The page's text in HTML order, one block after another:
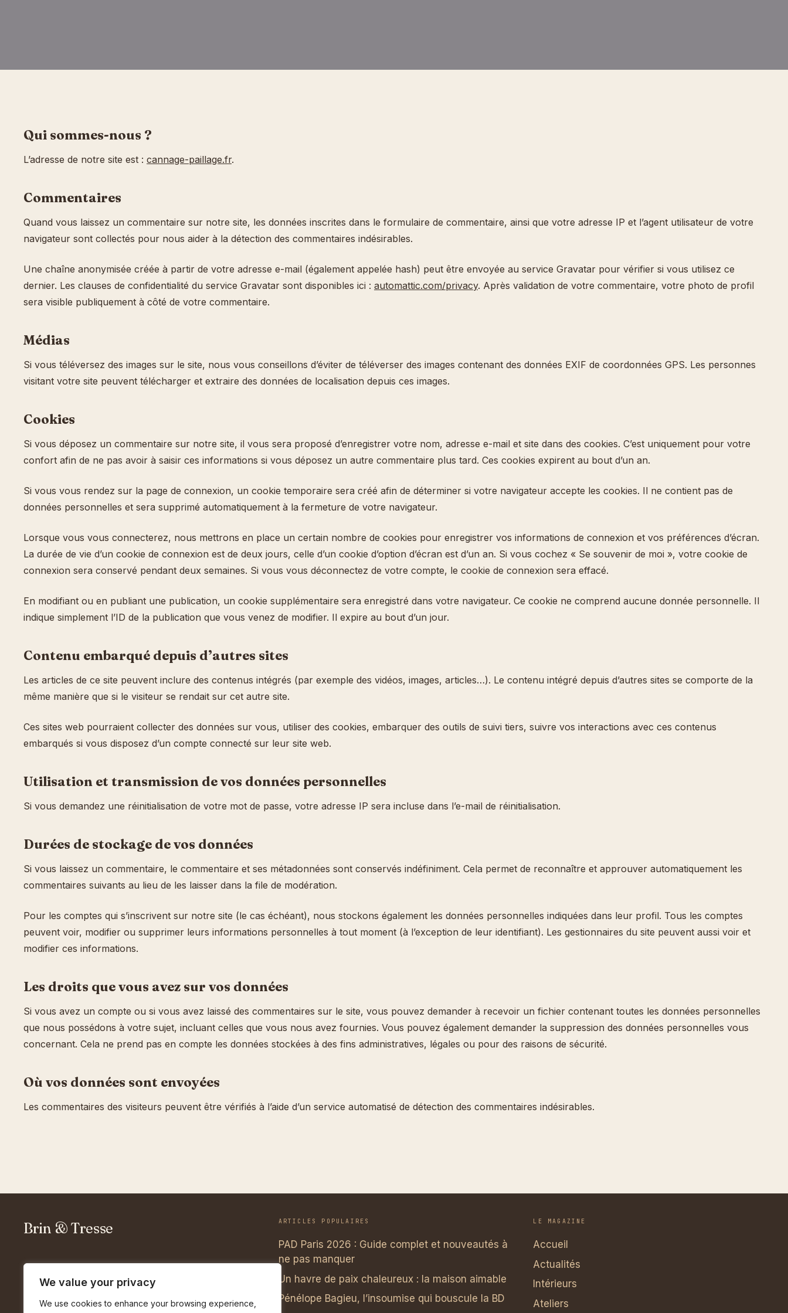
We value your privacy
We use cookies to enhance your browsing experience,
Qui sommes-nous ?
L’adresse de notre site est : cannage-paillage.fr.
Commentaires
Quand vous laissez un commentaire sur notre site, les données inscrites dans le formulaire de commentaire, ainsi que votre adresse IP et l’agent utilisateur de votre
navigateur sont collectés pour nous aider à la détection des commentaires indésirables.
Une chaîne anonymisée créée à partir de votre adresse e-mail (également appelée hash) peut être envoyée au service Gravatar pour vérifier si vous utilisez ce
dernier. Les clauses de confidentialité du service Gravatar sont disponibles ici : automattic.com/privacy. Après validation de votre commentaire, votre photo de profil
sera visible publiquement à côté de votre commentaire.
Médias
Si vous téléversez des images sur le site, nous vous conseillons d’éviter de téléverser des images contenant des données EXIF de coordonnées GPS. Les personnes
visitant votre site peuvent télécharger et extraire des données de localisation depuis ces images.
Cookies
Si vous déposez un commentaire sur notre site, il vous sera proposé d’enregistrer votre nom, adresse e-mail et site dans des cookies. C’est uniquement pour votre
confort afin de ne pas avoir à saisir ces informations si vous déposez un autre commentaire plus tard. Ces cookies expirent au bout d’un an.
Si vous vous rendez sur la page de connexion, un cookie temporaire sera créé afin de déterminer si votre navigateur accepte les cookies. Il ne contient pas de
données personnelles et sera supprimé automatiquement à la fermeture de votre navigateur.
Lorsque vous vous connecterez, nous mettrons en place un certain nombre de cookies pour enregistrer vos informations de connexion et vos préférences d’écran.
La durée de vie d’un cookie de connexion est de deux jours, celle d’un cookie d’option d’écran est d’un an. Si vous cochez « Se souvenir de moi », votre cookie de
connexion sera conservé pendant deux semaines. Si vous vous déconnectez de votre compte, le cookie de connexion sera effacé.
En modifiant ou en publiant une publication, un cookie supplémentaire sera enregistré dans votre navigateur. Ce cookie ne comprend aucune donnée personnelle. Il
indique simplement l’ID de la publication que vous venez de modifier. Il expire au bout d’un jour.
Contenu embarqué depuis d’autres sites
Les articles de ce site peuvent inclure des contenus intégrés (par exemple des vidéos, images, articles…). Le contenu intégré depuis d’autres sites se comporte de la
même manière que si le visiteur se rendait sur cet autre site.
Ces sites web pourraient collecter des données sur vous, utiliser des cookies, embarquer des outils de suivi tiers, suivre vos interactions avec ces contenus
embarqués si vous disposez d’un compte connecté sur leur site web.
Utilisation et transmission de vos données personnelles
Si vous demandez une réinitialisation de votre mot de passe, votre adresse IP sera incluse dans l’e-mail de réinitialisation.
Durées de stockage de vos données
Si vous laissez un commentaire, le commentaire et ses métadonnées sont conservés indéfiniment. Cela permet de reconnaître et approuver automatiquement les
commentaires suivants au lieu de les laisser dans la file de modération.
Pour les comptes qui s’inscrivent sur notre site (le cas échéant), nous stockons également les données personnelles indiquées dans leur profil. Tous les comptes
peuvent voir, modifier ou supprimer leurs informations personnelles à tout moment (à l’exception de leur identifiant). Les gestionnaires du site peuvent aussi voir et
modifier ces informations.
Les droits que vous avez sur vos données
Si vous avez un compte ou si vous avez laissé des commentaires sur le site, vous pouvez demander à recevoir un fichier contenant toutes les données personnelles
que nous possédons à votre sujet, incluant celles que vous nous avez fournies. Vous pouvez également demander la suppression des données personnelles vous
concernant. Cela ne prend pas en compte les données stockées à des fins administratives, légales ou pour des raisons de sécurité.
Où vos données sont envoyées
Les commentaires des visiteurs peuvent être vérifiés à l’aide d’un service automatisé de détection des commentaires indésirables.
Brin & Tresse
Un magazine en ligne, indépendant, sur la
fibre tressée et les intérieurs qui prennent
leur temps. Édité depuis Marseille.
ARTICLES POPULAIRES
PAD Paris 2026 : Guide complet et nouveautés à
ne pas manquer
Un havre de paix chaleureux : la maison aimable
Pénélope Bagieu, l’insoumise qui bouscule la BD
LE MAGAZINE
Accueil
Actualités
Intérieurs
Ateliers